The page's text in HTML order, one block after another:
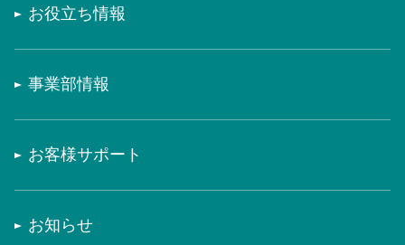
お役立ち情報
事業部情報
お客様サポート
お知らせ